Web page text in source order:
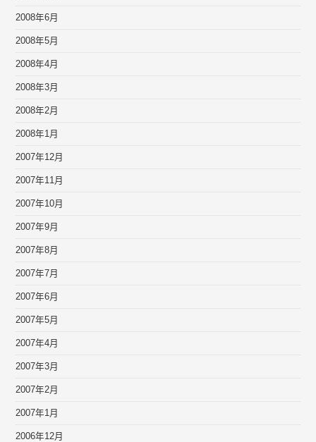
2008年6月
2008年5月
2008年4月
2008年3月
2008年2月
2008年1月
2007年12月
2007年11月
2007年10月
2007年9月
2007年8月
2007年7月
2007年6月
2007年5月
2007年4月
2007年3月
2007年2月
2007年1月
2006年12月